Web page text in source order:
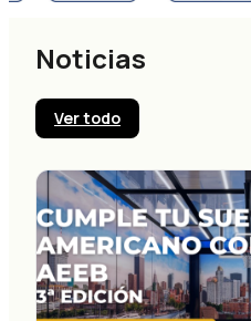
Noticias
Ver todo